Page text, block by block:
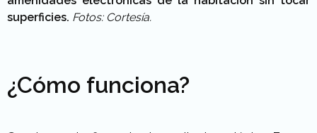
superficies. Fotos: Cortesía.
¿Cómo funciona?